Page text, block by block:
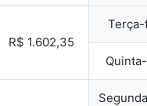
R$ 1.602,35